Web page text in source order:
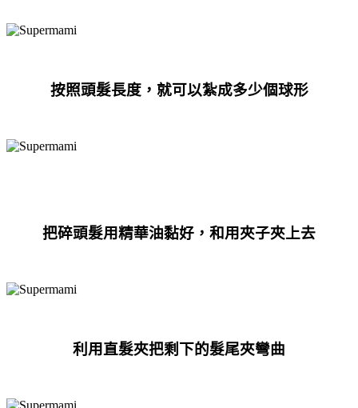
按照頭髮長度，就可以紮成多少個球形
把碎頭髮用精華油黏好，和用夾子夾上去
利用直髮夾把剩下的髮尾夾彎曲